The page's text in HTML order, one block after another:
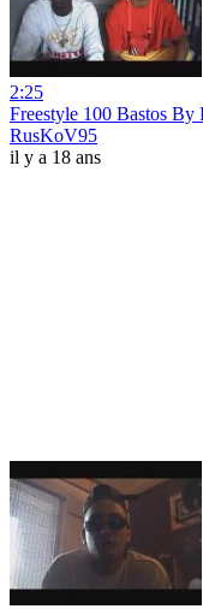
2:25
Freestyle 100 Bastos
RusKoV95
il y a 18 ans